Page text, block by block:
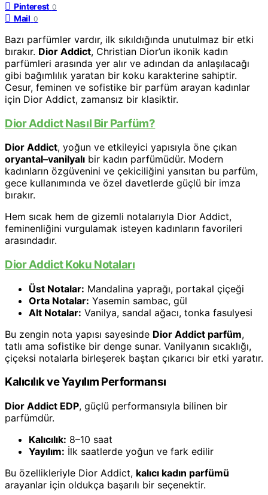
Pinterest 0
Mail 0
Bazı parfümler vardır, ilk sıkıldığında unutulmaz bir etki
bırakır. Dior Addict, Christian Dior’un ikonik kadın
parfümleri arasında yer alır ve adından da anlaşılacağı
gibi bağımlılık yaratan bir koku karakterine sahiptir.
Cesur, feminen ve sofistike bir parfüm arayan kadınlar
için Dior Addict, zamansız bir klasiktir.
Dior Addict Nasıl Bir Parfüm?
Dior Addict, yoğun ve etkileyici yapısıyla öne çıkan
oryantal–vanilyalı bir kadın parfümüdür. Modern
kadınların özgüvenini ve çekiciliğini yansıtan bu parfüm,
gece kullanımında ve özel davetlerde güçlü bir imza
bırakır.
Hem sıcak hem de gizemli notalarıyla Dior Addict,
feminenliğini vurgulamak isteyen kadınların favorileri
arasındadır.
Dior Addict Koku Notaları
Üst Notalar: Mandalina yaprağı, portakal çiçeği
Orta Notalar: Yasemin sambac, gül
Alt Notalar: Vanilya, sandal ağacı, tonka fasulyesi
Bu zengin nota yapısı sayesinde Dior Addict parfüm,
tatlı ama sofistike bir denge sunar. Vanilyanın sıcaklığı,
çiçeksi notalarla birleşerek baştan çıkarıcı bir etki yaratır.
Kalıcılık ve Yayılım Performansı
Dior Addict EDP, güçlü performansıyla bilinen bir
parfümdür.
Kalıcılık: 8–10 saat
Yayılım: İlk saatlerde yoğun ve fark edilir
Bu özellikleriyle Dior Addict, kalıcı kadın parfümü
arayanlar için oldukça başarılı bir seçenektir.